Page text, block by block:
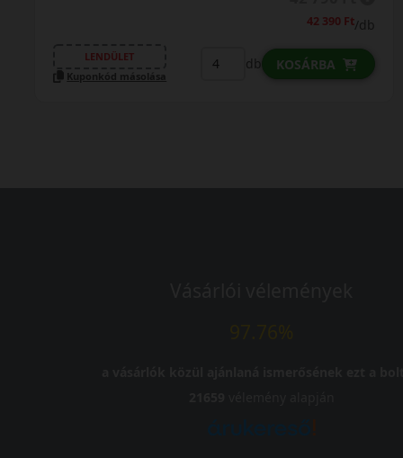
25 290 Ft/db
LENDÜLET
Kuponkód másolása
db KOSÁRBA